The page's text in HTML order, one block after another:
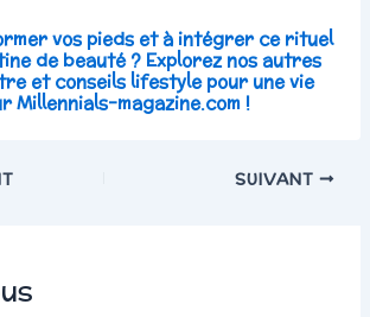
vos pieds et à intégrer ce rituel
de beauté ? Explorez nos autres
et conseils lifestyle pour une vie
Millennials-magazine.com !
SUIVANT